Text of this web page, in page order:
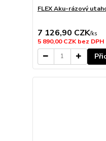
FLEX Aku-rázový
7 126,90 CZK/ks
5 890,00 CZKbez DPH